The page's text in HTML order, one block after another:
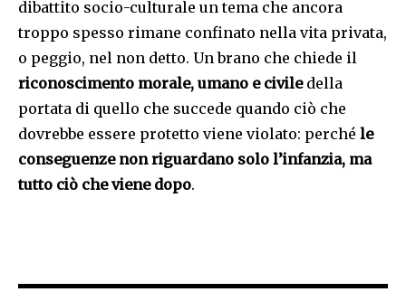
dibattito socio-culturale un tema che ancora
troppo spesso rimane confinato nella vita privata,
o peggio, nel non detto. Un brano che chiede il
riconoscimento morale, umano e civiledella
portata di quello che succede quando ciò che
dovrebbe essere protetto viene violato: perché le
conseguenze non riguardano solo l’infanzia, ma
tutto ciò che viene dopo.